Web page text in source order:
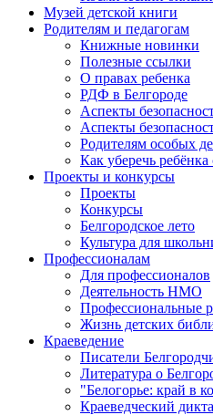
Музей детской книги
Родителям и педагогам
Книжные новинки
Полезные ссылки
О правах ребенка
РДФ в Белгороде
Аспекты
Аспекты
Родителям особых
Как уберечь ребёнка
Проекты и конкурсы
Проекты
Конкурсы
Белгородское лето
Культура для
Профессионалам
Для профессионалов
Деятельность НМО
Профессиональные
Жизнь детских
Краеведение
Писатели
Литература о
"Белогорье: край в
Краеведческий